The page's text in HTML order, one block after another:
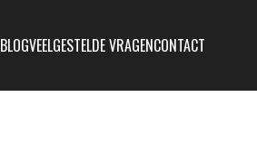
BLOGVEELGESTELDE VRAGENCONTACT